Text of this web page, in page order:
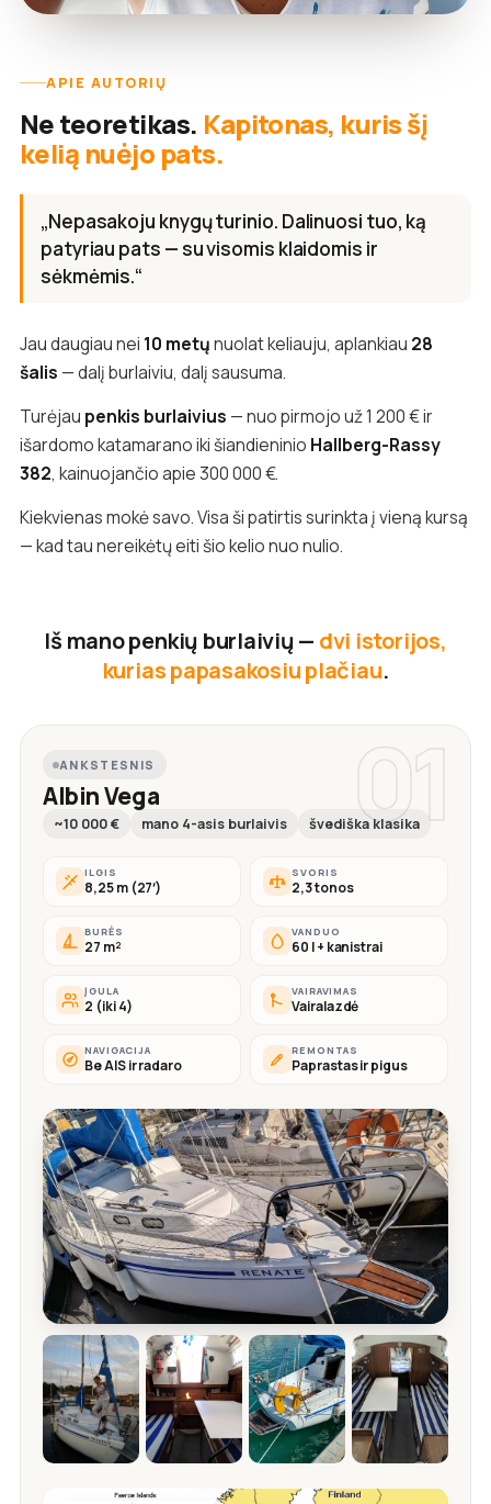
APIE AUTORIŲ
Ne teoretikas. Kapitonas, kuris šį
kelią nuėjo pats.
„Nepasakoju knygų turinio. Dalinuosi tuo, ką
patyriau pats — su visomis klaidomis ir
sėkmėmis.“
Jau daugiau nei 10 metųnuolat keliauju, aplankiau 28
šalis — dalį burlaiviu, dalį sausuma.
Turėjau penkis burlaivius — nuo pirmojo už 1 200 € ir
išardomo katamarano iki šiandieninio Hallberg-Rassy
382, kainuojančio apie 300 000 €.
Kiekvienas mokė savo. Visa ši patirtis surinkta į vieną kursą
— kad tau nereikėtų eiti šio kelio nuo nulio.
Iš mano penkių burlaivių — dvi istorijos,
kurias papasakosiu plačiau.
01
ANKSTESNIS
Albin Vega
~10 000 € mano 4-asis burlaivis švediška klasika
ILGIS
8,25 m (27′)
SVORIS
2,3 tonos
BURĖS
27 m²
VANDUO
60 l + kanistrai
ĮGULA
2 (iki 4)
VAIRAVIMAS
Vairalazdė
NAVIGACIJA
Be AIS ir radaro
REMONTAS
Paprastas ir pigus